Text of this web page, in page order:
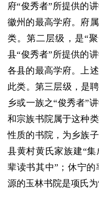
府“俊秀者”所提供的
徽州的最高学府。府
类。第二层级，是“
县“俊秀者”所提供的
各县的最高学府。上
此类。第三层级，是
乡或一族之“俊秀者”
和宗族书院属于这种
性质的书院，为乡族
县黄村黄氏家族建“
辈读书其中”；休宁
源的玉林书院是项氏为